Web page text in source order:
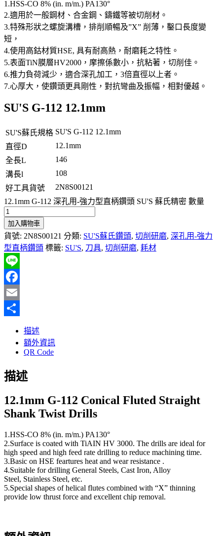
1.HSS-CO 8% (in. m/m.) PA130°
2.適用於一般鋼材、合金鋼、鑄鐵等被切削材。
3.特殊形狀之螺旋溝槽，排削順暢及”X” 削薄，鑿口長度變
短，
4.使用高鈷材質HSE, 具有耐高熱，耐磨耗之特性。
5.表面TiN膜層HV2000，摩擦係數小，抗粘著，切削佳。
6.推力負荷減少，適合深孔加工，3倍直徑以上者。
7.心厚大，使鑽頭更具剛性，對抗彎曲及振幅，相對優越。
SU'S G-112 12.1mm
SU'S蘇氏規格 SU'S G-112 12.1mm
直徑D
12.1mm
全長L
146
溝長l
108
好工具貨號
2N8S00121
12.1mm G-112 深孔用-強力型直柄鑽頭 SU'S 蘇氏精密 數量
加入購物車
貨號: 2N8S00121 分類: SU'S蘇氏鑽頭, 切削研磨, 深孔用-強力
型直柄鑽頭 標籤: SU'S, 刀具, 切削研磨, 耗材
Line
Facebook
Email
描述
額外資訊
QR Code
描述
12.1mm G-112 Conical Fluted Straight
Shank Twist Drills
1.HSS-CO 8% (in. m/m.) PA130°
2.Surface is coated with TiAIN HV 3000. The drills are ideal for
high speed and high feed rate drilling to reduce machining time.
3.Basic on HSE feartures heat and wear resistance .
4.Suitable for drilling General Steels, Cast Iron, Alloy
Steel, Stainless Steel, etc.
5.Special shapes of helical flutes combined with “X” thinning
provide low thrust force and excellent chip removal.